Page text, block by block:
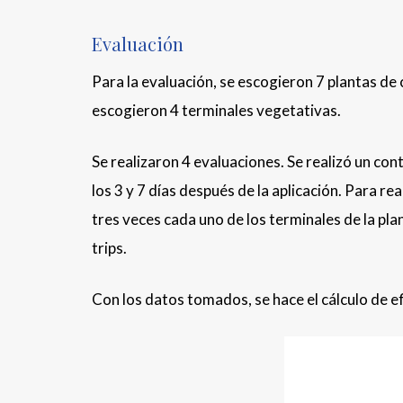
Evaluación
Para la evaluación, se escogieron 7 plantas
escogieron 4 terminales vegetativas.
Se realizaron 4 evaluaciones. Se realizó un
los 3 y 7 días después de la aplicación. Para
tres veces cada uno de los terminales de la
trips.
Con los datos tomados, se hace el cálculo de